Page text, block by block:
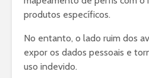
produtos específicos.
No entanto, o lado ruim dos
expor os dados pessoais e
uso indevido.